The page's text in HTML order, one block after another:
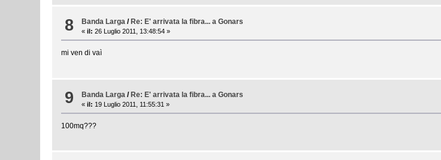
8 Banda Larga / Re: E' arrivata la fibra... a Gonars
«il: 26 Luglio 2011, 13:48:54 »
mi ven di vaì
9 Banda Larga / Re: E' arrivata la fibra... a Gonars
«il: 19 Luglio 2011, 11:55:31 »
100mq???